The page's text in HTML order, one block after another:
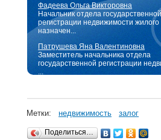
Фадеева Ольга Викторовна
Начальник отдела государственной
регистрации недвижимости жилого
назначен...
Патрушева Яна Валентиновна
Заместитель начальника отдела
государственной регистрации
Метки: недвижимость залог
Поделиться…